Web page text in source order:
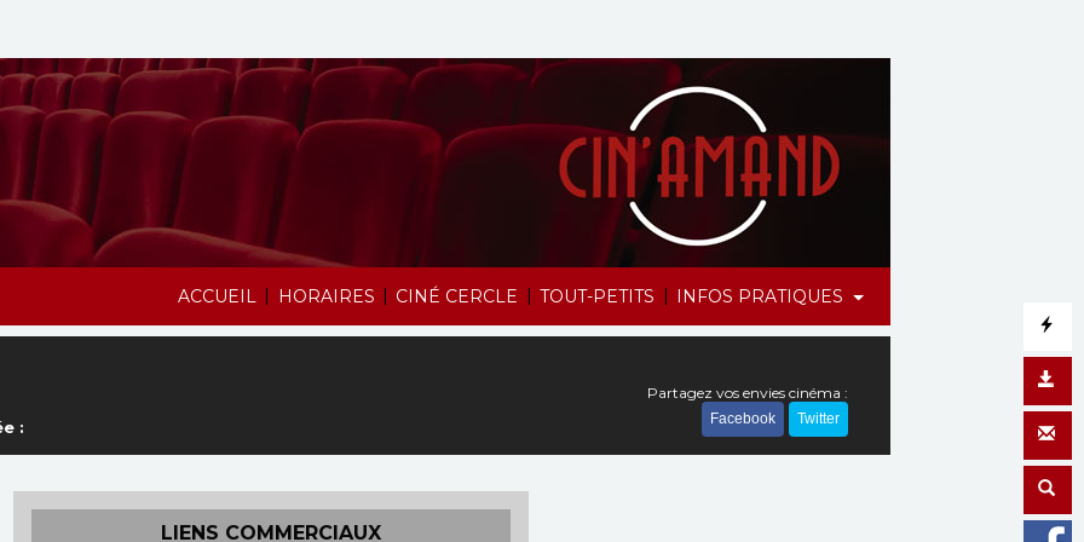
ACCUEIL | HORAIRES | CINÉ CERCLE | TOUT-PETITS | INFOS PRATIQUES
:
Partagez vos envies cinéma :
Facebook Twitter
LIENS COMMERCIAUX